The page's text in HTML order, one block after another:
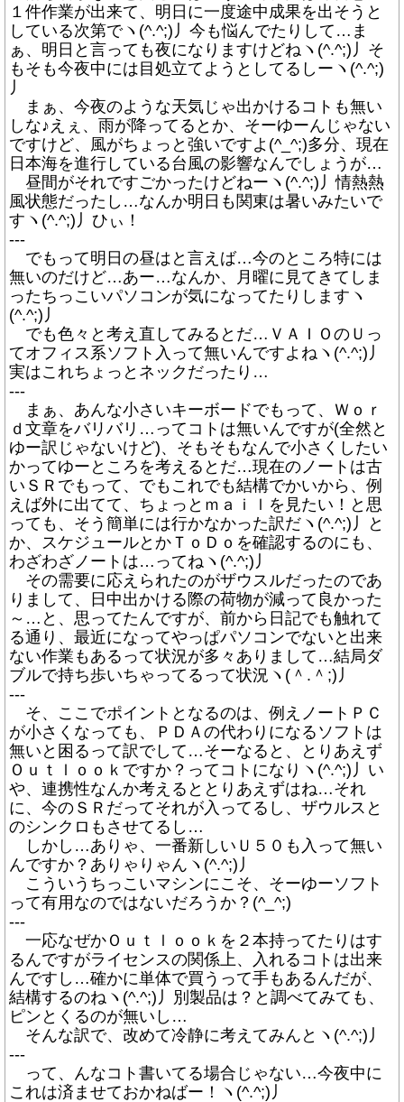
１件作業が出来て、明日に一度途中成果を出そうと
している次第でヽ(^.^;)丿今も悩んでたりして…ま
ぁ、明日と言っても夜になりますけどねヽ(^.^;)丿そ
もそも今夜中には目処立てようとしてるしーヽ(^.^;)
丿
まぁ、今夜のような天気じゃ出かけるコトも無い
しな♪えぇ、雨が降ってるとか、そーゆーんじゃない
ですけど、風がちょっと強いですよ(^_^;)多分、現在
日本海を進行している台風の影響なんでしょうが…
昼間がそれですごかったけどねーヽ(^.^;)丿情熱熱
風状態だったし…なんか明日も関東は暑いみたいで
すヽ(^.^;)丿ひぃ！
---
でもって明日の昼はと言えば…今のところ特には
無いのだけど…あー…なんか、月曜に見てきてしま
ったちっこいパソコンが気になってたりしますヽ
(^.^;)丿
でも色々と考え直してみるとだ…ＶＡＩＯのＵっ
てオフィス系ソフト入って無いんですよねヽ(^.^;)丿
実はこれちょっとネックだったり…
---
まぁ、あんな小さいキーボードでもって、Ｗｏｒ
ｄ文章をバリバリ…ってコトは無いんですが(全然と
ゆー訳じゃないけど)、そもそもなんで小さくしたい
かってゆーところを考えるとだ…現在のノートは古
いＳＲでもって、でもこれでも結構でかいから、例
えば外に出てて、ちょっとｍａｉｌを見たい！と思
っても、そう簡単には行かなかった訳だヽ(^.^;)丿と
か、スケジュールとかＴｏＤｏを確認するのにも、
わざわざノートは…ってねヽ(^.^;)丿
その需要に応えられたのがザウスルだったのであ
りまして、日中出かける際の荷物が減って良かった
～…と、思ってたんですが、前から日記でも触れて
る通り、最近になってやっぱパソコンでないと出来
ない作業もあるって状況が多々ありまして…結局ダ
ブルで持ち歩いちゃってるって状況ヽ(＾.＾;)丿
---
そ、ここでポイントとなるのは、例えノートＰＣ
が小さくなっても、ＰＤＡの代わりになるソフトは
無いと困るって訳でして…そーなると、とりあえず
Ｏｕｔｌｏｏｋですか？ってコトになりヽ(^.^;)丿い
や、連携性なんか考えるととりあえずはね…それ
に、今のＳＲだってそれが入ってるし、ザウルスと
のシンクロもさせてるし…
しかし…ありゃ、一番新しいＵ５０も入って無い
んですか？ありゃりゃんヽ(^.^;)丿
こういうちっこいマシンにこそ、そーゆーソフト
って有用なのではないだろうか？(^_^;)
---
一応なぜかＯｕｔｌｏｏｋを２本持ってたりはす
るんですがライセンスの関係上、入れるコトは出来
んですし…確かに単体で買うって手もあるんだが、
結構するのねヽ(^.^;)丿別製品は？と調べてみても、
ピンとくるのが無いし…
そんな訳で、改めて冷静に考えてみんとヽ(^.^;)丿
---
って、んなコト書いてる場合じゃない…今夜中に
これは済ませておかねばー！ヽ(^.^;)丿